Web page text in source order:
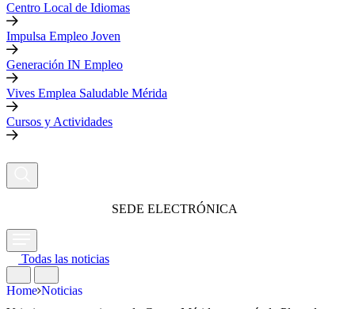
Centro Local de Idiomas
Impulsa Empleo Joven
Generación IN Empleo
Vives Emplea Saludable Mérida
Cursos y Actividades
SEDE ELECTRÓNICA
Todas las noticias
Home Noticias